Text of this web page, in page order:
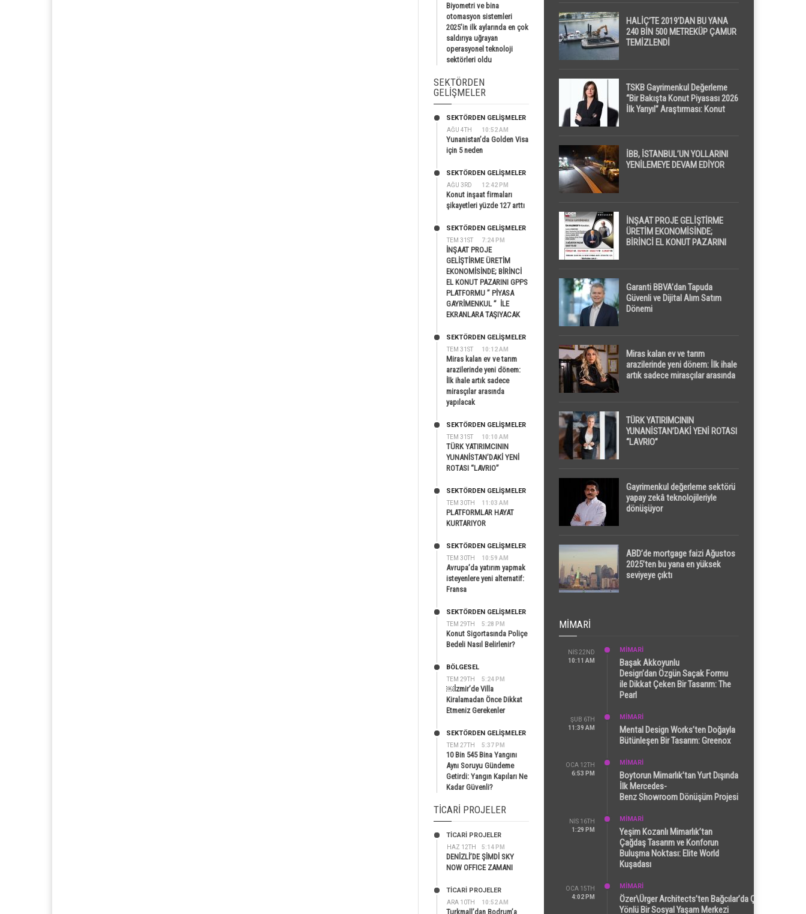
Biyometri ve bina
otomasyon sistemleri
2025’in ilk aylarında en çok
saldırıya uğrayan
operasyonel teknoloji
sektörleri oldu
SEKTÖRDEN
GELIŞMELER
AĞU 4TH 10:52 AM
SEKTÖRDEN GELIŞMELER
Yunanistan’da Golden Visa
için 5 neden
AĞU 3RD 12:42 PM
SEKTÖRDEN GELIŞMELER
Konut inşaat firmaları
şikayetleri yüzde 127 arttı
TEM 31ST 7:24 PM
SEKTÖRDEN GELIŞMELER
İNŞAAT PROJE
GELİŞTİRME ÜRETİM
EKONOMİSİNDE; BİRİNCİ
EL KONUT PAZARINI GPPS
PLATFORMU ” PİYASA
GAYRİMENKUL ” İLE
EKRANLARA TAŞIYACAK
TEM 31ST 10:12 AM
SEKTÖRDEN GELIŞMELER
Miras kalan ev ve tarım
arazilerinde yeni dönem:
İlk ihale artık sadece
mirasçılar arasında
yapılacak
TEM 31ST 10:10 AM
SEKTÖRDEN GELIŞMELER
TÜRK YATIRIMCININ
YUNANİSTAN’DAKİ YENİ
ROTASI “LAVRIO”
TEM 30TH 11:03 AM
SEKTÖRDEN GELIŞMELER
PLATFORMLAR HAYAT
KURTARIYOR
TEM 30TH 10:59 AM
SEKTÖRDEN GELIŞMELER
Avrupa’da yatırım yapmak
isteyenlere yeni alternatif:
Fransa
TEM 29TH 5:28 PM
SEKTÖRDEN GELIŞMELER
Konut Sigortasında Poliçe
Bedeli Nasıl Belirlenir?
TEM 29TH 5:24 PM
BÖLGESEL
￼İzmir’de Villa
Kiralamadan Önce Dikkat
Etmeniz Gerekenler
TEM 27TH 5:37 PM
SEKTÖRDEN GELIŞMELER
10 Bin 545 Bina Yangını
Aynı Soruyu Gündeme
Getirdi: Yangın Kapıları Ne
Kadar Güvenli?
TICARI PROJELER
HAZ 12TH 5:14 PM
TİCARİ PROJELER
DENİZLİ’DE ŞİMDİ SKY
NOW OFFICE ZAMANI
ARA 10TH 10:52 AM
TİCARİ PROJELER
Turkmall’dan Bodrum’a
HALİÇ’TE 2019’DAN BU YANA
240 BİN 500 METREKÜP ÇAMUR
TEMİZLENDİ
TSKB Gayrimenkul Değerleme
“Bir Bakışta Konut Piyasası 2026
İlk Yarıyıl” Araştırması: Konut
Dikkat Çekti
İBB, İSTANBUL’UN YOLLARINI
YENİLEMEYE DEVAM EDİYOR
İNŞAAT PROJE GELİŞTİRME
ÜRETİM EKONOMİSİNDE;
BİRİNCİ EL KONUT PAZARINI
Garanti BBVA’dan Tapuda
Güvenli ve Dijital Alım Satım
Dönemi
Miras kalan ev ve tarım
arazilerinde yeni dönem: İlk ihale
artık sadece mirasçılar arasında
TÜRK YATIRIMCININ
YUNANİSTAN’DAKİ YENİ ROTASI
“LAVRIO”
Gayrimenkul değerleme sektörü
yapay zekâ teknolojileriyle
dönüşüyor
ABD’de mortgage faizi Ağustos
2025’ten bu yana en yüksek
seviyeye çıktı
MIMARI
NIS 22ND
10:11 AM
MİMARİ
Başak Akkoyunlu
Design’dan Özgün Saçak Formu
ile Dikkat Çeken Bir Tasarım: The
Pearl
ŞUB 6TH
11:39 AM
MİMARİ
Mental Design Works’ten Doğayla
Bütünleşen Bir Tasarım: Greenox
OCA 12TH
6:53 PM
MİMARİ
Boytorun Mimarlık’tan Yurt Dışında
İlk Mercedes-
Benz Showroom Dönüşüm Projesi
NIS 16TH
1:29 PM
MİMARİ
Yeşim Kozanlı Mimarlık’tan
Çağdaş Tasarım ve Konforun
Buluşma Noktası: Elite World
Kuşadası
OCA 15TH
4:02 PM
MİMARİ
Özer\Ürger Architects’ten Bağcılar’da Çok
Yönlü Bir Sosyal Yaşam Merkezi